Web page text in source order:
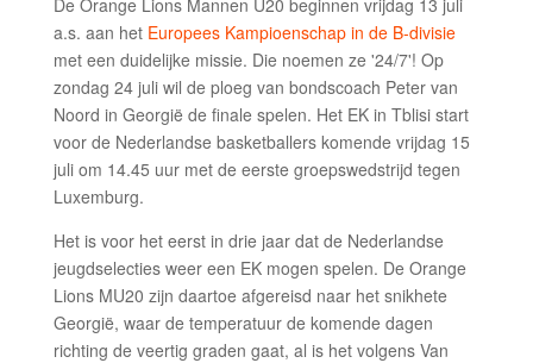
De Orange Lions Mannen U20 beginnen vrijdag 13 juli
a.s. aan het Europees Kampioenschap in de B-divisie
met een duidelijke missie. Die noemen ze '24/7'! Op
zondag 24 juli wil de ploeg van bondscoach Peter van
Noord in Georgië de finale spelen. Het EK in Tblisi start
voor de Nederlandse basketballers komende vrijdag 15
juli om 14.45 uur met de eerste groepswedstrijd tegen
Luxemburg.
Het is voor het eerst in drie jaar dat de Nederlandse
jeugdselecties weer een EK mogen spelen. De Orange
Lions MU20 zijn daartoe afgereisd naar het snikhete
Georgië, waar de temperatuur de komende dagen
richting de veertig graden gaat, al is het volgens Van